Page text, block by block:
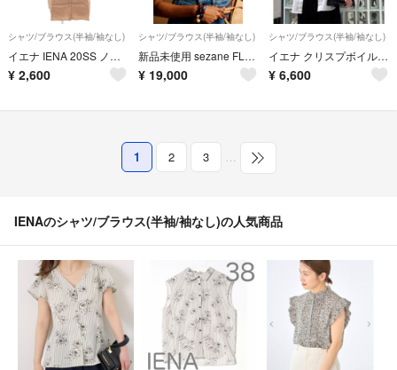
シャツ/ブラウス(半袖/袖なし)
イエナ IENA 20SS ノースリーブシャツ ブラウス ベージュ
¥ 2,600
シャツ/ブラウス(半袖/袖なし)
新品未使用 sezane FLORENCIA ブラウス XS
¥ 19,000
シャツ/ブラウス(半袖/袖なし)
イエナ クリスプボイルショートスリーブシャツ
¥ 6,600
1 2 3 …
IENAのシャツ/ブラウス(半袖/袖なし)の人気商品